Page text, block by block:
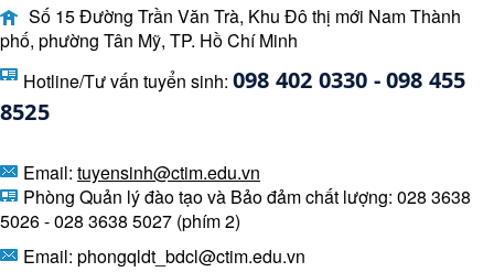
Số 15 Đường Trần Văn Trà, Khu Đô thị mới Nam Thành
phố, phường Tân Mỹ, TP. Hồ Chí Minh
Hotline/Tư vấn tuyển sinh: 098 402 0330 - 098 455
8525
Email: tuyensinh@ctim.edu.vn
Phòng Quản lý đào tạo và Bảo đảm chất lượng: 028 3638
5026 - 028 3638 5027 (phím 2)
Email: phongqldt_bdcl@ctim.edu.vn